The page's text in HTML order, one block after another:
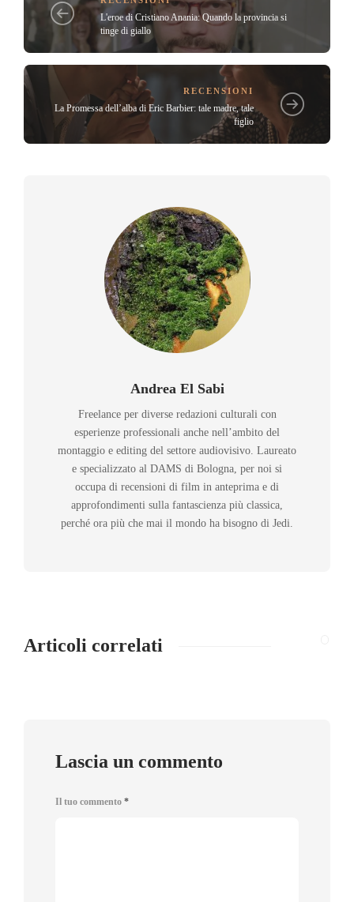
L'eroe di Cristiano Anania: Quando la provincia si
tinge di giallo
RECENSIONI
La Promessa dell’alba di Eric Barbier: tale madre, tale
figlio
Andrea El Sabi
Freelance per diverse redazioni culturali con
esperienze professionali anche nell’ambito del
montaggio e editing del settore audiovisivo. Laureato
e specializzato al DAMS di Bologna, per noi si
occupa di recensioni di film in anteprima e di
approfondimenti sulla fantascienza più classica,
perché ora più che mai il mondo ha bisogno di Jedi.
Articoli correlati
Lascia un commento
Il tuo commento *